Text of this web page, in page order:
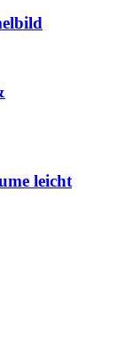
leicht